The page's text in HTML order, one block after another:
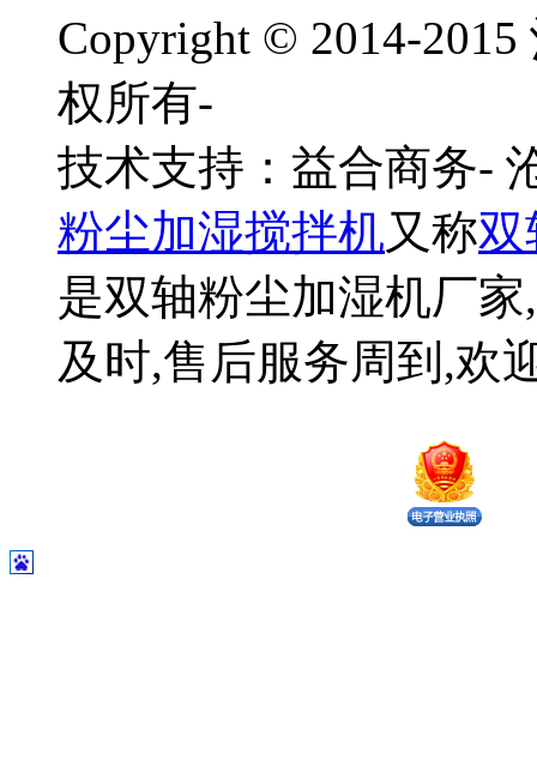
Copyright © 2014-
权所有-
技术支持：益合商务-
粉尘加湿搅拌机又称双
是双轴粉尘加湿机厂
及时,售后服务周到,欢